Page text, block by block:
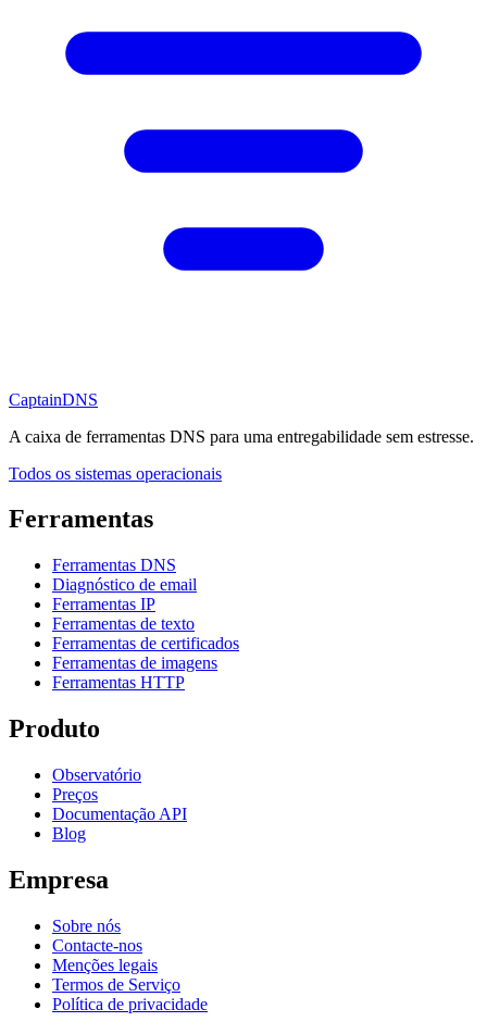
CaptainDNS
A caixa de ferramentas DNS para uma entregabilidade sem estresse.
Todos os sistemas operacionais
Ferramentas
Ferramentas DNS
Diagnóstico de email
Ferramentas IP
Ferramentas de texto
Ferramentas de certificados
Ferramentas de imagens
Ferramentas HTTP
Produto
Observatório
Preços
Documentação API
Blog
Empresa
Sobre nós
Contacte-nos
Menções legais
Termos de Serviço
Política de privacidade